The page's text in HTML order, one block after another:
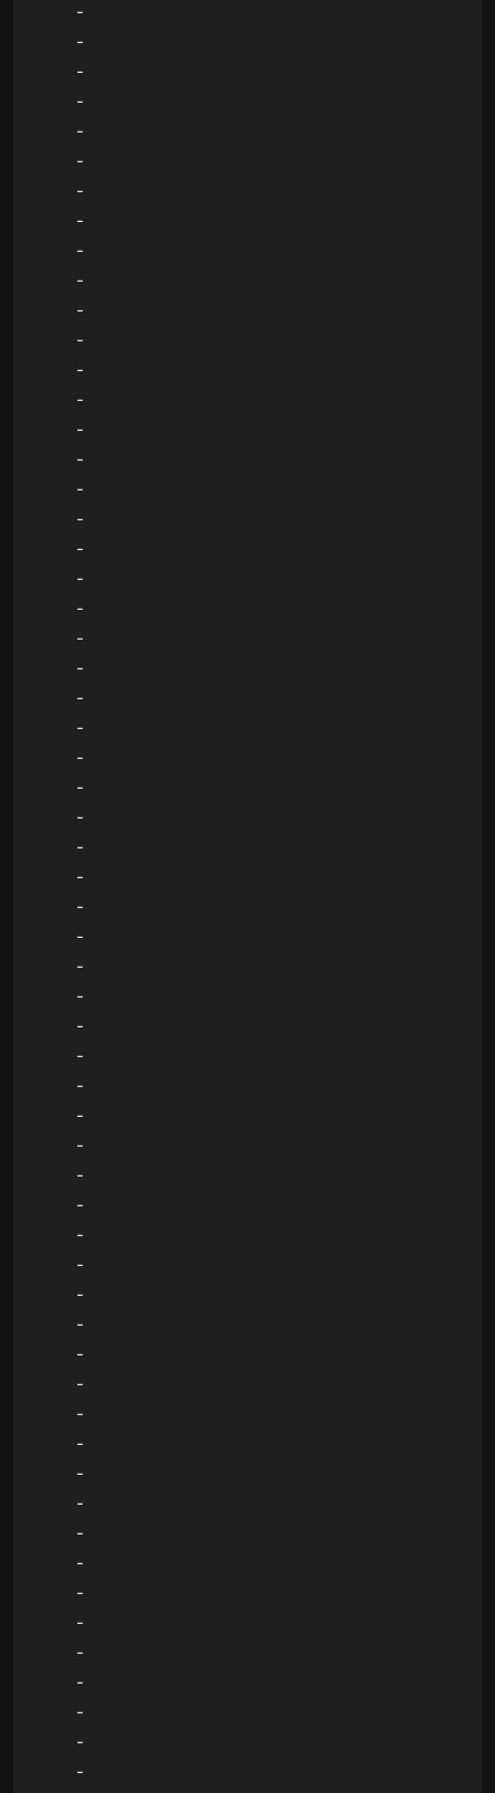
-
-
-
-
-
-
-
-
-
-
-
-
-
-
-
-
-
-
-
-
-
-
-
-
-
-
-
-
-
-
-
-
-
-
-
-
-
-
-
-
-
-
-
-
-
-
-
-
-
-
-
-
-
-
-
-
-
-
-
-